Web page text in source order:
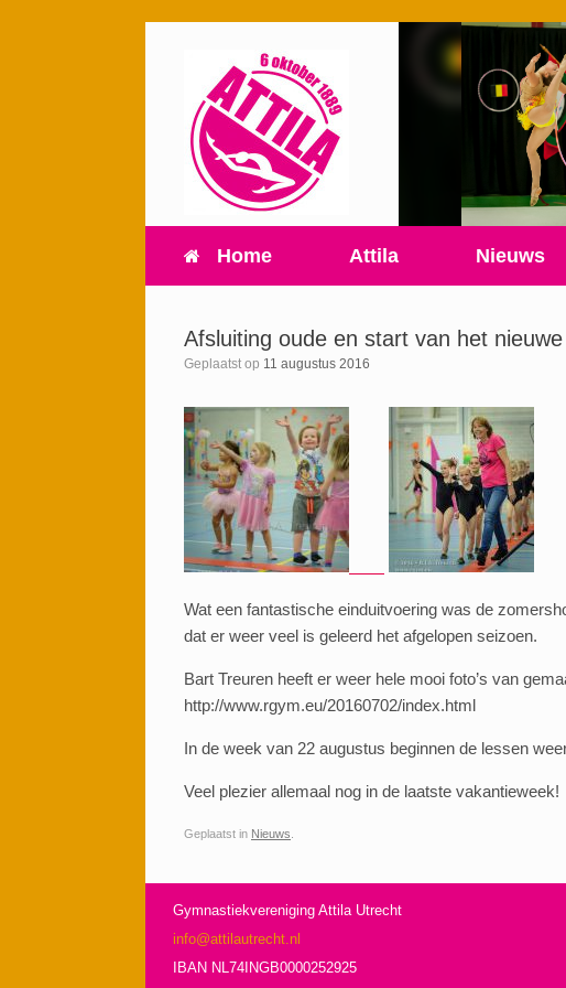
Home Attila Nieuws
Afsluiting oude en start van het
Geplaatst op 11 augustus 2016
Wat een fantastische einduitvoering was de
dat er weer veel is geleerd het afgelopen seizoen.
Bart Treuren heeft er weer hele mooi foto’s van
http://www.rgym.eu/20160702/index.html
In de week van 22 augustus beginnen de lessen
Veel plezier allemaal nog in de laatste vakantieweek!
Geplaatst in Nieuws
Gymnastiekvereniging Attila Utrecht
info@attilautrecht.nl
IBAN NL74INGB0000252925